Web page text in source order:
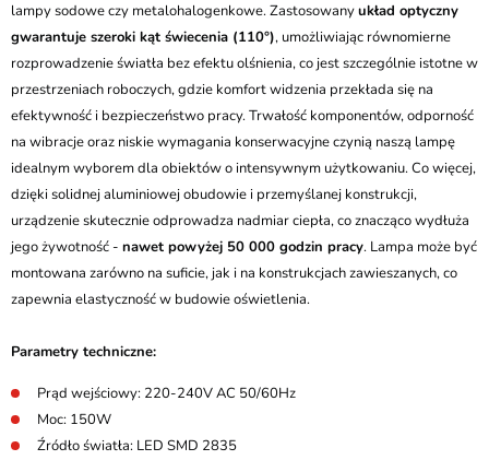
lampy sodowe czy metalohalogenkowe. Zastosowanyukład optyczny
gwarantuje szeroki kąt świecenia (110°), umożliwiając równomierne
rozprowadzenie światła bez efektu olśnienia, co jest szczególnie istotne w
przestrzeniach roboczych, gdzie komfort widzenia przekłada się na
efektywność i bezpieczeństwo pracy. Trwałość komponentów, odporność
na wibracje oraz niskie wymagania konserwacyjne czynią naszą lampę
idealnym wyborem dla obiektów o intensywnym użytkowaniu. Co więcej,
dzięki solidnej aluminiowej obudowie i przemyślanej konstrukcji,
urządzenie skutecznie odprowadza nadmiar ciepła, co znacząco wydłuża
jego żywotność - nawet powyżej 50 000 godzin pracy. Lampa może być
montowana zarówno na suficie, jak i na konstrukcjach zawieszanych, co
zapewnia elastyczność w budowie oświetlenia.
Parametry techniczne:
Prąd wejściowy: 220-240V AC 50/60Hz
Moc: 150W
Źródło światła: LED SMD 2835